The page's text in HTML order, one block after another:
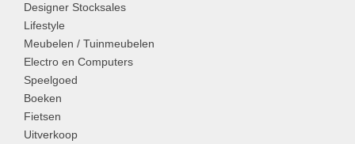
Designer Stocksales
Lifestyle
Meubelen / Tuinmeubelen
Electro en Computers
Speelgoed
Boeken
Fietsen
Uitverkoop